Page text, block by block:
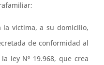
la víctima, a su domicilio,
de conformidad al
ley Nº 19.968, que crea